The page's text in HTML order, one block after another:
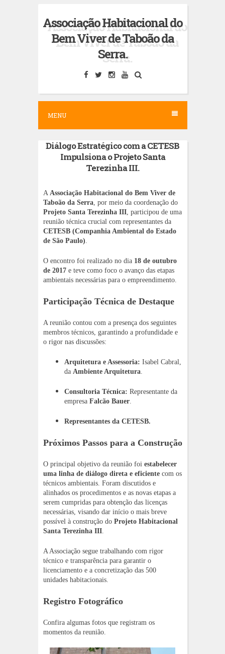
c
n
Associação Habitacional do
Bem Viver de Taboão da
Serra.
MENU
Diálogo Estratégico com a CETESB
Impulsiona o Projeto Santa
Terezinha III.
A Associação Habitacional do Bem Viver de
Taboão da Serra, por meio da coordenação do
Projeto Santa Terezinha III, participou de uma
reunião técnica crucial com representantes da
CETESB (Companhia Ambiental do Estado
de São Paulo)
O encontro foi realizado no dia 18 de outubro
de 2017e teve como foco o avanço das etapas
ambientais necessárias para o empreendimento.
Participação Técnica de Destaque
A reunião contou com a presença dos seguintes
membros técnicos, garantindo a profundidade e
o rigor nas discussões:
Arquitetura e Assessoria: Isabel Cabral,
da Ambiente Arquitetura.
Consultoria Técnica: Representante da
empresa Falcão Bauer.
Representantes da CETESB.
Próximos Passos para a Construção
O principal objetivo da reunião foi estabelecer
uma linha de diálogo direta e eficientecom os
técnicos ambientais. Foram discutidos e
alinhados os procedimentos e as novas etapas a
serem cumpridas para obtenção das licenças
necessárias, visando dar início o mais breve
possível à construção do Projeto Habitacional
Santa Terezinha III.
A Associação segue trabalhando com rigor
técnico e transparência para garantir o
licenciamento e a concretização das 500
unidades habitacionais.
Registro Fotográfico
Confira algumas fotos que registram os
momentos da reunião.